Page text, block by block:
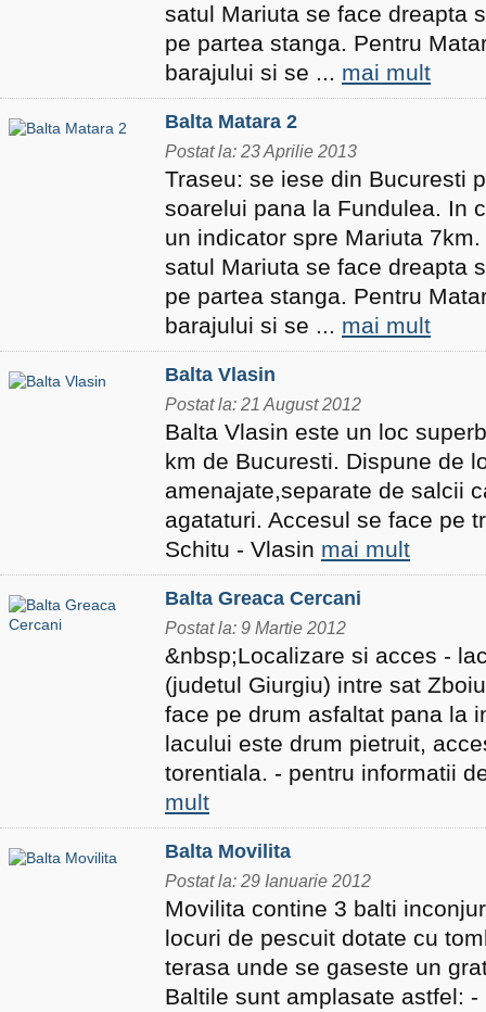
satul Mariuta se face dreapta
pe partea stanga. Pentru
barajului si se ... mai mult
Balta Matara 2
Postat la: 23 Aprilie 2013
Traseu: se iese din Bucuresti
soarelui pana la Fundulea. In
un indicator spre Mariuta
satul Mariuta se face dreapta
pe partea stanga. Pentru
barajului si se ... mai mult
Balta Vlasin
Postat la: 21 August 2012
Balta Vlasin este un loc
km de Bucuresti. Dispune de
amenajate,separate de salcii
agataturi. Accesul se face pe
Schitu - Vlasin mai mult
Balta Greaca Cercani
Postat la: 9 Martie 2012
&nbsp;Localizare si acces -
(judetul Giurgiu) intre sat
face pe drum asfaltat pana la
lacului este drum pietruit,
torentiala. - pentru informatii
mult
Balta Movilita
Postat la: 29 Ianuarie 2012
Movilita contine 3 balti
locuri de pescuit dotate cu
terasa unde se gaseste un
Baltile sunt amplasate astfel: